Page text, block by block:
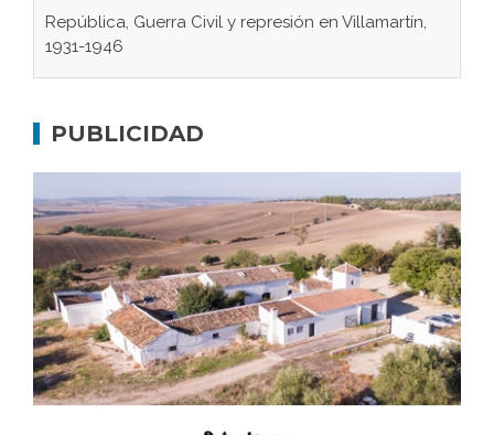
República, Guerra Civil y represión en Villamartín,
1931-1946
concentración nazis
Bornos
El Frente Popular. Ubrique, febrero-julio 1936
Juntar las letras. La alfabetización en el campo: del
afán de saber a la autogestión
Historia y vivencias del poblado de Los Hurones
PUBLICIDAD